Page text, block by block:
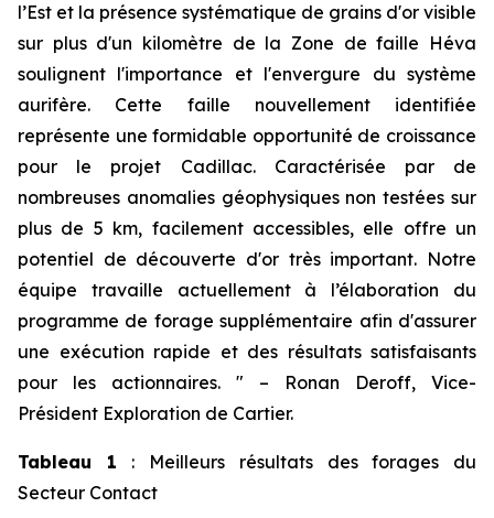
l’Est et la présence systématique de grains d'or visible
sur plus d'un kilomètre de la Zone de faille Héva
soulignent l'importance et l'envergure du système
aurifère. Cette faille nouvellement identifiée
représente une formidable opportunité de croissance
pour le projet Cadillac. Caractérisée par de
nombreuses anomalies géophysiques non testées sur
plus de 5 km, facilement accessibles, elle offre un
potentiel de découverte d'or très important. Notre
équipe travaille actuellement à l’élaboration du
programme de forage supplémentaire afin d'assurer
une exécution rapide et des résultats satisfaisants
pour les actionnaires. " – Ronan Deroff, Vice-
Président Exploration de Cartier.
Tableau 1 : Meilleurs résultats des forages du
Secteur Contact